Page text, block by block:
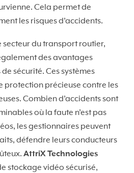
Cela permet de
les risques d’accidents.
secteur du transport routier,
des avantages
sécurité. Ces systèmes
protection précieuse contre les
Combien d’accidents sont
où la faute n’est pas
les gestionnaires peuvent
défendre leurs conducteurs
AttriX Technologies
stockage vidéo sécurisé,